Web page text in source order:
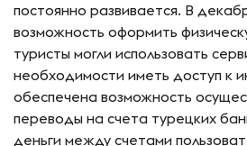
постоянно развивается. В
возможность оформить
туристы могли использовать
необходимости иметь доступ к
обеспечена возможность
переводы на счета турецких
деньги между счетами